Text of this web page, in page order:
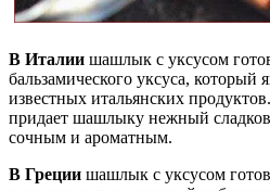
В Италии шашлык с уксусом
бальзамического уксуса, который
известных итальянских
придает шашлыку нежный
сочным и ароматным.
В Греции шашлык с уксусом